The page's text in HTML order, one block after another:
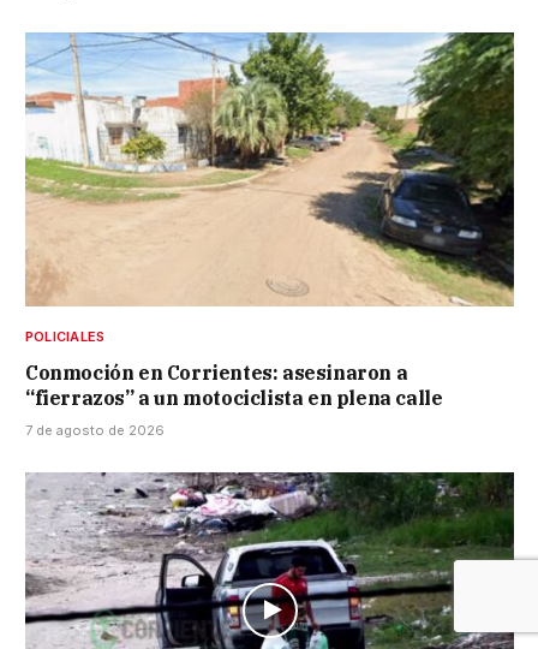
POLICIALES
Conmoción en Corrientes: asesinaron a
“fierrazos” a un motociclista en plena calle
7 de agosto de 2026